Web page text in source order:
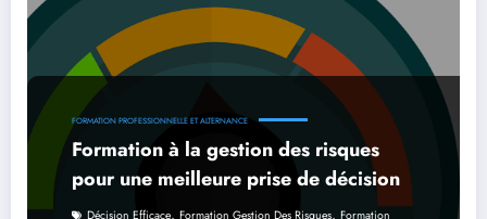
FORMATION PROFESSIONNELLE ET ALTERNANCE
Formation à la gestion des risques
pour une meilleure prise de décision
Décision Efficace, Formation Gestion Des Risques, Formation